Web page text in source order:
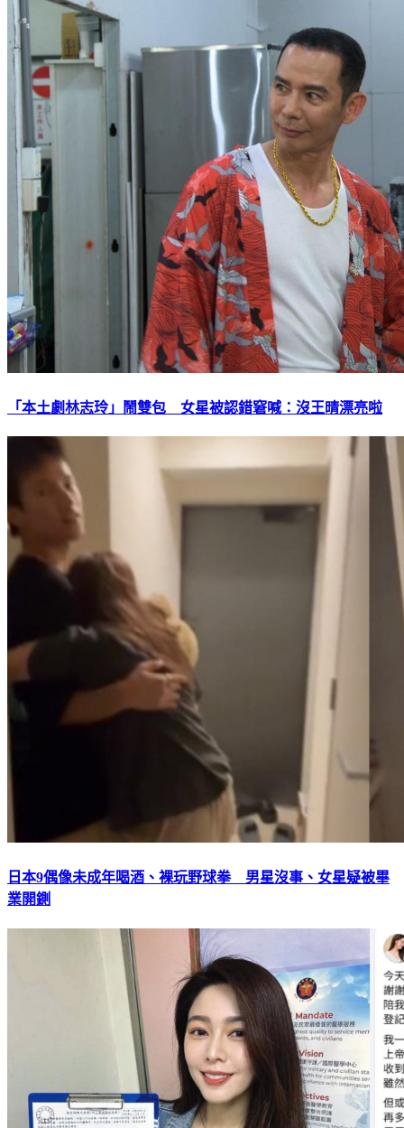
「本土劇林志玲」鬧雙包 女星被認錯窘喊：沒王晴漂亮啦
日本9偶像未成年喝酒、裸玩野球拳 男星沒事、女星疑被畢
業開鍘